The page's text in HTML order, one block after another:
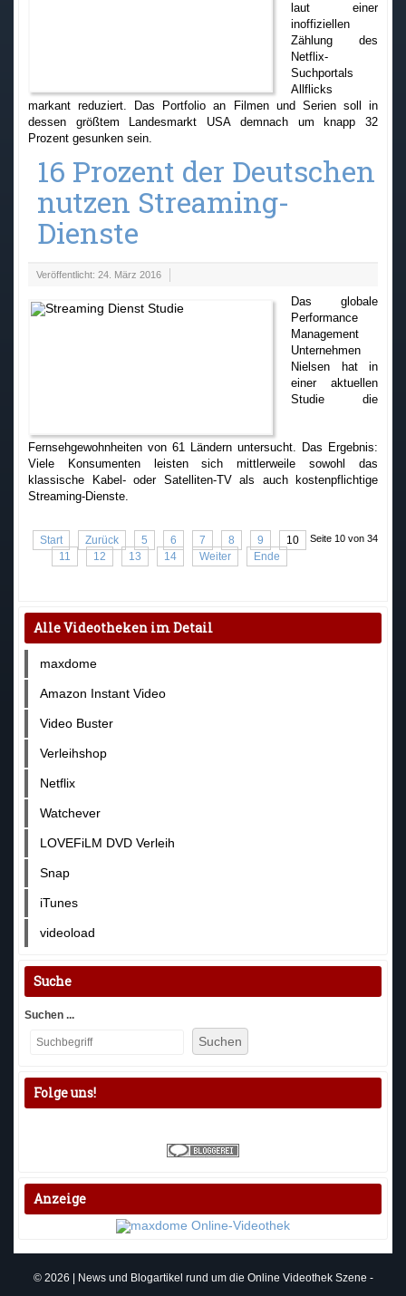
laut einer
inoffiziellen
Zählung des
Netflix-
Suchportals
Allflicks
markant reduziert. Das Portfolio an Filmen und Serien soll in
dessen größtem Landesmarkt USA demnach um knapp 32
Prozent gesunken sein.
16 Prozent der Deutschen
nutzen Streaming-
Dienste
Veröffentlicht: 24. März 2016
Das globale
Performance
Management
Unternehmen
Nielsen hat in
einer aktuellen
Studie die
Fernsehgewohnheiten von 61 Ländern untersucht. Das Ergebnis:
Viele Konsumenten leisten sich mittlerweile sowohl das
klassische Kabel- oder Satelliten-TV als auch kostenpflichtige
Streaming-Dienste.
Seite 10 von 34
Start Zurück 5 6 7 8 9
10
11
12 13 14 Weiter Ende
Alle Videotheken im Detail
maxdome
Amazon Instant Video
Video Buster
Verleihshop
Netflix
Watchever
LOVEFiLM DVD Verleih
Snap
iTunes
videoload
Suche
Suchen ...
Suchen
Folge uns!
Anzeige
© 2026 | News und Blogartikel rund um die Online Videothek Szene -